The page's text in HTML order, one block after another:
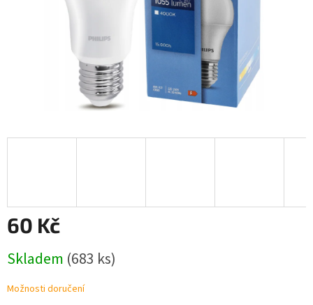
60 Kč
cena:
Skladem (683 ks)
Možnosti doručení